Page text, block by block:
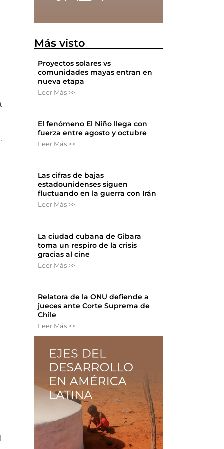
Más visto
Proyectos solares vs
comunidades mayas entran en
nueva etapa
Leer Más >>
El fenómeno El Niño llega con
fuerza entre agosto y octubre
Leer Más >>
Las cifras de bajas
estadounidenses siguen
fluctuando en la guerra con Irán
Leer Más >>
La ciudad cubana de Gibara
toma un respiro de la crisis
gracias al cine
Leer Más >>
Relatora de la ONU defiende a
jueces ante Corte Suprema de
Chile
Leer Más >>